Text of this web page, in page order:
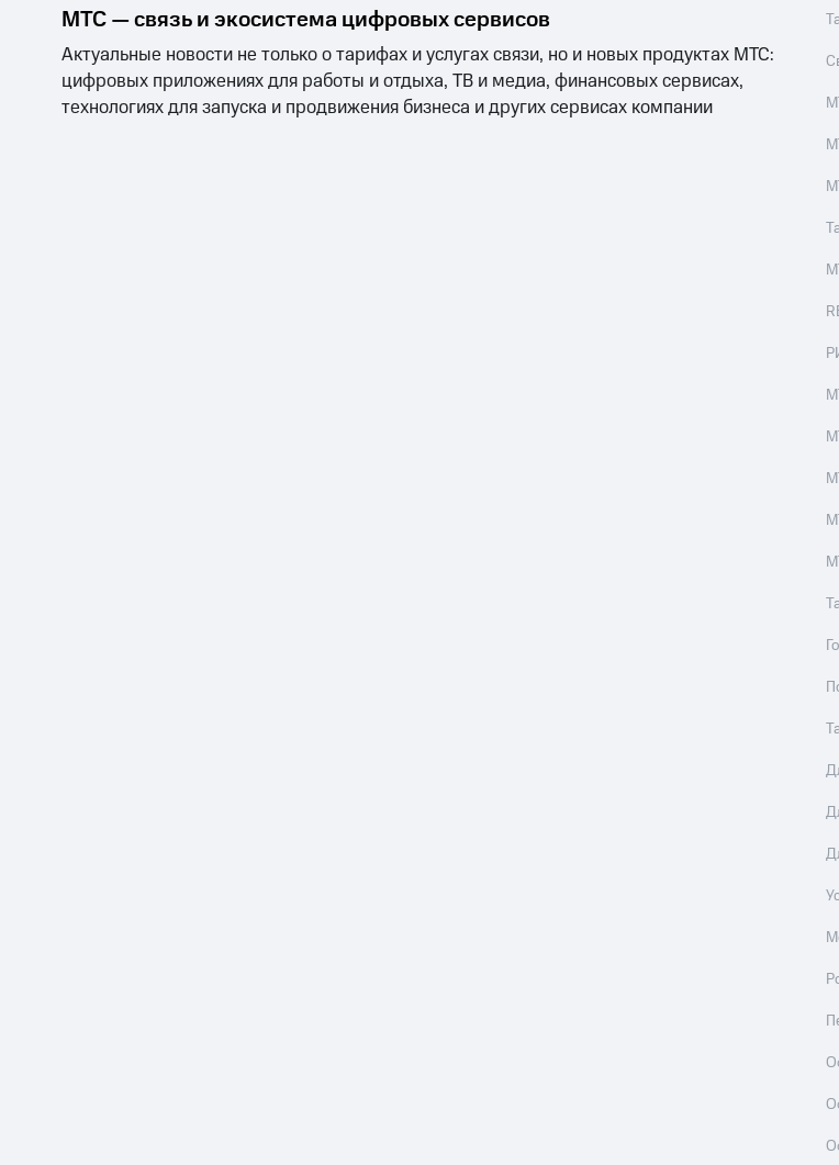
МТС — связь и экосистема цифровых сервисов
Актуальные новости не только о тарифах и услугах связи, но и новых продуктах МТС:
цифровых приложениях для работы и отдыха, ТВ и медиа, финансовых сервисах,
технологиях для запуска и продвижения бизнеса и других сервисах компании